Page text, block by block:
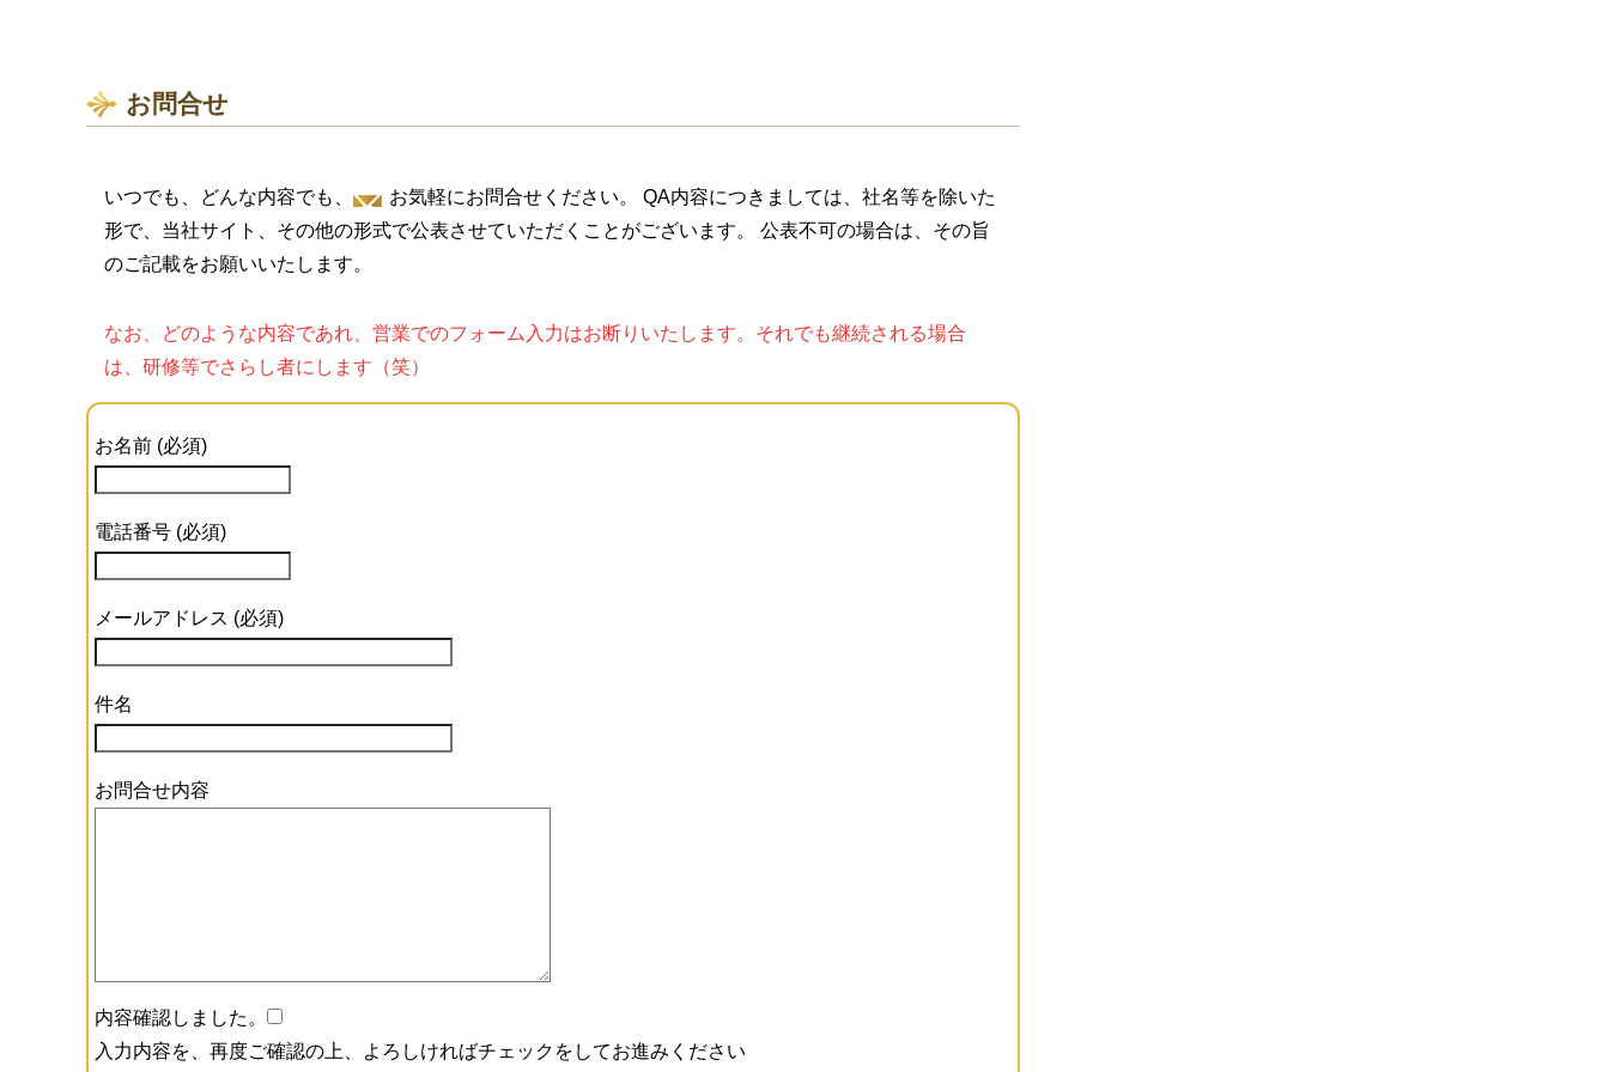
お問合せ
いつでも、どんな内容でも、 お気軽にお問合せください。
QA内容につきましては、社名等を除いた
形で、当社サイト、その他の形式で公表させていただくことがございます。 公表不可の場合は、その旨
のご記載をお願いいたします。
なお、どのような内容であれ、営業でのフォーム入力はお断りいたします。それでも継続される場合
は、研修等でさらし者にします（笑）
お名前 (必須)
電話番号 (必須)
メールアドレス (必須)
件名
お問合せ内容
内容確認しました。
入力内容を、再度ご確認の上、よろしければチェックをしてお進みください